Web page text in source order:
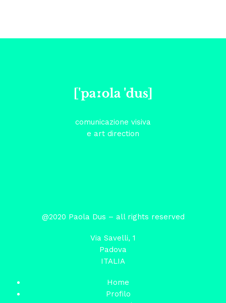
comunicazione visiva
e art direction
@2020 Paola Dus – all rights reserved
Via Savelli, 1
Padova
ITALIA
Home
Profilo